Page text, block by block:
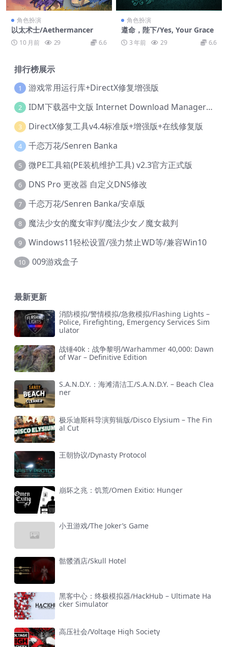
角色扮演
以太术士/Aethermancer
10 月前 29 6.6
角色扮演
遵命，陛下/Yes, Your Grace
3 年前 29 6.6
排行榜展示
1 游戏常用运行库+DirectX修复增强版
2 IDM下载器中文版 Internet Download Manager v6.42.36 IDM
3 DirectX修复工具v4.4标准版+增强版+在线修复版
4 千恋万花/Senren Banka
5 微PE工具箱(PE装机维护工具) v2.3官方正式版
6 DNS Pro 更改器 自定义DNS修改
7 千恋万花/Senren Banka/安卓版
8 魔法少女的魔女审判/魔法少女ノ魔女裁判
9 Windows11轻松设置/强力禁止WD等/兼容Win10
10 009游戏盒子
最新更新
消防模拟/警情模拟/急救模拟/Flashing Lights –
Police, Firefighting, Emergency Services Sim
ulator
战锤40k：战争黎明/Warhammer 40,000: Dawn
of War – Definitive Edition
S.A.N.D.Y.：海滩清洁工/S.A.N.D.Y. – Beach Clea
ner
极乐迪斯科导演剪辑版/Disco Elysium – The Fin
al Cut
王朝协议/Dynasty Protocol
崩坏之兆：饥荒/Omen Exitio: Hunger
小丑游戏/The Joker’s Game
骷髅酒店/Skull Hotel
黑客中心：终极模拟器/HackHub – Ultimate Ha
cker Simulator
高压社会/Voltage High Society